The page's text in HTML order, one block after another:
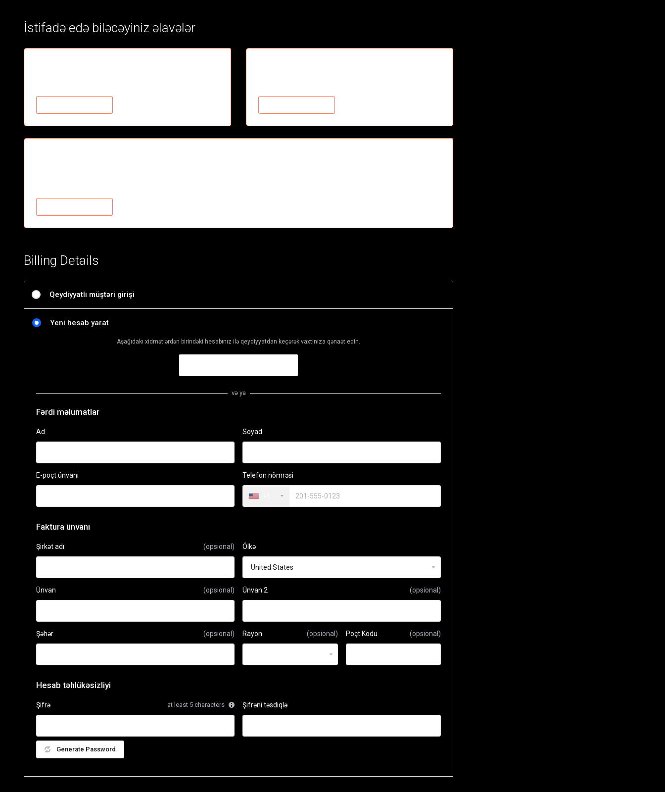
İstifadə edə biləcəyiniz əlavələr
Billing Details
Qeydiyyatlı müştəri girişi
Yeni hesab yarat
Aşağıdakı xidmətlərdən birindəki hesabınız ilə qeydiyyatdan keçərək vaxtınıza qənaət edin.
və ya
Fərdi məlumatlar
Ad Soyad
E-poçt ünvanı Telefon nömrəsi
Faktura ünvanı
Şirkət adı (opsional) Ölkə
Ünvan (opsional) Ünvan 2 (opsional)
Şəhər (opsional) Rayon (opsional) Poçt Kodu (opsional)
Hesab təhlükəsizliyi
Şifrə at least 5 characters
Generate Password
Şifrəni təsdiqlə